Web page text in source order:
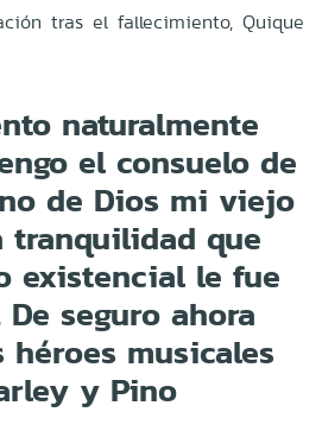
tras el fallecimiento, Quique
naturalmente
el consuelo de
de Dios mi viejo
tranquilidad que
existencial le fue
seguro ahora
musicales
y Pino